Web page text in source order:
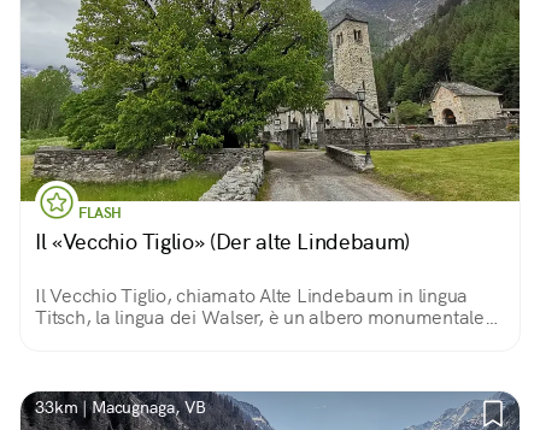
FLASH
Il «Vecchio Tiglio» (Der alte Lindebaum)
Il Vecchio Tiglio, chiamato Alte Lindebaum in lingua
Titsch, la lingua dei Walser, è un albero monumentale
33km | Macugnaga, VB